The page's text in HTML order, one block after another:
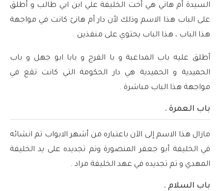
السيدة أم هاني هي أخت الخليفة علي ابن ابي طالب و أطلق
على الباب هذا الاسم وذلك لأن دار أم هانئ كانت في مواجهة
هذا الباب ، هذا الباب يحتوي على منفذين .
أطلق عليه باب المداعبة و با الفرج و بابا ابو جهل و باب
الحميدية و الحميدية هي دار الحكومة التي كانت تقع في
مواجهة هذا الباب مباشرة .
باب العمرة .
مازال هذا الاسم إلى الآن باعتباره من أشهر الابواب تم انشائه
في الخليفة أبو جعفر المنصورة وتم تجديده على يد الخليفة
المهدي و تم تجديده في عهد الخليفة مراد .
باب السلام .